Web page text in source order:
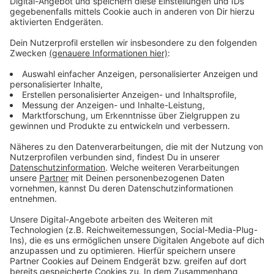
Atze Schröder - "Wat ne Woche" - Der
Podcast
Was macht der Künstler eigentlich, wenn er nicht auf
der Bühne oder vor der Kamera steht? Hier erfahren
Schröder die schönsten Geschichten, die lustigsten
Anekdoten, intime Geständnisse und haut natürlich
seine Lieblingspromis in die Pfanne, so wie wir ihn
kennen und lieben. Atze Schröder und sein ganz
so lustig wie immer.
Anzeige